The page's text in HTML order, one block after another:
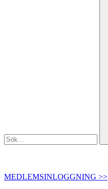
MEDLEMSINLOGGNING >>